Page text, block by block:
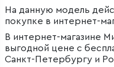
На данную модель
покупке в интернет-
В интернет-магазине
выгодной цене с
Санкт-Петербургу и